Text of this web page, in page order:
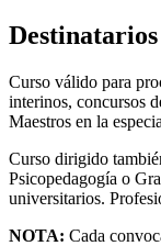
Destinatarios
Curso válido para
interinos, concursos
Maestros en la
Curso dirigido
Psicopedagogía o
universitarios.
NOTA: Cada